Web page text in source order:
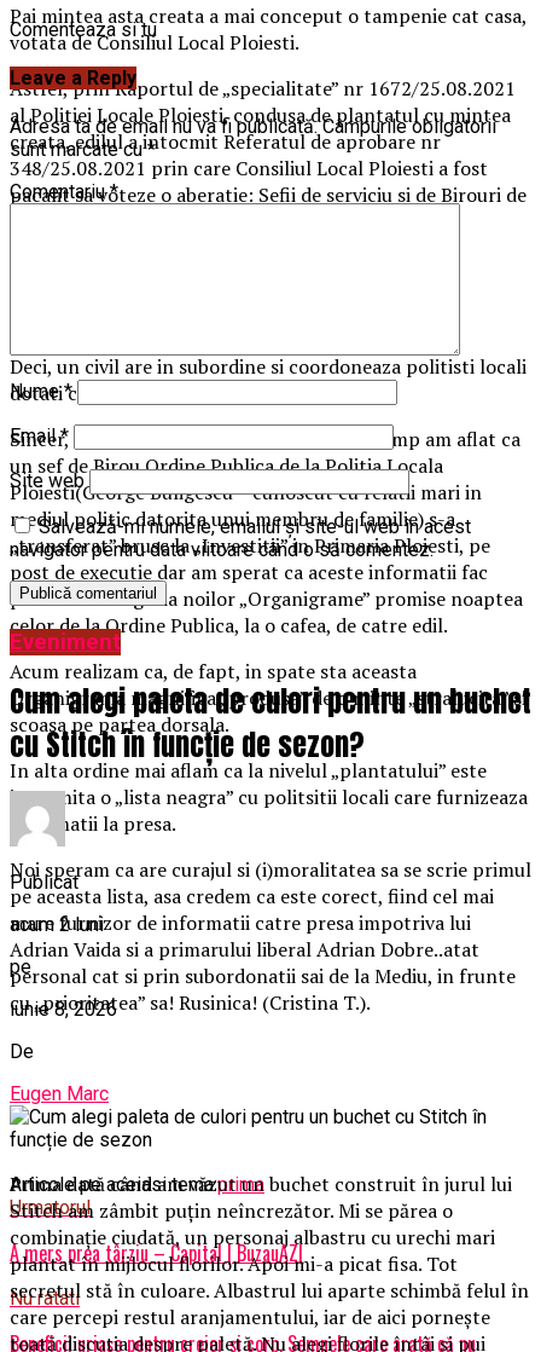
Pai mintea asta creata a mai conceput o tampenie cat casa,
votata de Consiliul Local Ploiesti.
Astfel, prin Raportul de „specialitate” nr 1672/25.08.2021
al Politiei Locale Ploiesti, condusa de plantatul cu mintea
creata, edilul a intocmit Referatul de aprobare nr
348/25.08.2021 prin care Consiliul Local Ploiesti a fost
pacalit sa voteze o aberatie: Sefii de serviciu si de Birouri de
Deci, un civil are in subordine si coordoneaza politisti locali
dotati cu armament, bezna mintii!
Sincer, noi am fost mirati cand acum ceva timp am aflat ca
un sef de Birou Ordine Publica de la Politia Locala
Ploiesti(George Buligescu – cunoscut cu relatii mari in
mediul politic datorita unui membru de familie) s-a
„transferat” brusc la „Investitii” in Primaria Ploiesti, pe
post de executie dar am sperat ca aceste informatii fac
parte din categoria noilor „Organigrame” promise noaptea
celor de la Ordine Publica, la o cafea, de catre edil.
Acum realizam ca, de fapt, in spate sta aceasta
Organigrama magnifica „produsa” de o minte „stralucita” si
scoasa pe partea dorsala.
In alta ordine mai aflam ca la nivelul „plantatului” este
intocmita o „lista neagra” cu politsitii locali care furnizeaza
informatii la presa.
Noi speram ca are curajul si (i)moralitatea sa se scrie primul
pe aceasta lista, asa credem ca este corect, fiind cel mai
mare furnizor de informatii catre presa impotriva lui
Adrian Vaida si a primarului liberal Adrian Dobre..atat
personal cat si prin subordonatii sai de la Mediu, in frunte
cu „prioritatea” sa! Rusinica! (Cristina T.).
Articole pe aceiasi tema:prima
Urmatorul
A mers prea târziu – Capital | BuzauAZI
Nu ratati
Beneficii uriașe pentru creier și corp. Semnele care arată că nu
Comenteaza si tu
Leave a Reply
Adresa ta de email nu va fi publicată. Câmpurile obligatorii
sunt marcate cu*
Comentariu*
Nume*
Email*
Site web
Salvează-mi numele, emailul și site-ul web în acest
navigator pentru data viitoare când o să comentez.
Eveniment
Cum alegi paleta de culori pentru un buchet
cu Stitch în funcție de sezon?
Publicat
acum 2 luni
pe
iunie 8, 2026
De
Eugen Marc
Prima dată când am văzut un buchet construit în jurul lui
Stitch am zâmbit puțin neîncrezător. Mi se părea o
combinație ciudată, un personaj albastru cu urechi mari
plantat în mijlocul florilor. Apoi mi-a picat fisa. Tot
secretul stă în culoare. Albastrul lui aparte schimbă felul în
care percepi restul aranjamentului, iar de aici pornește
toată discuția despre paletă. Nu alegi florile întâi și pui